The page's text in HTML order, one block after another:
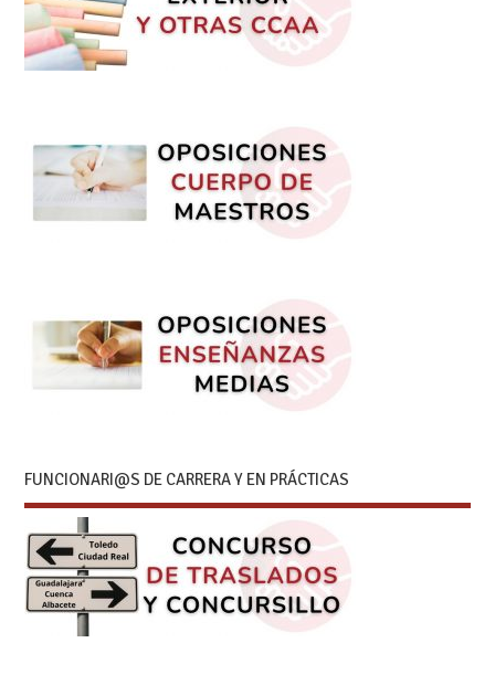
FUNCIONARI@S DE CARRERA Y EN PRÁCTICAS